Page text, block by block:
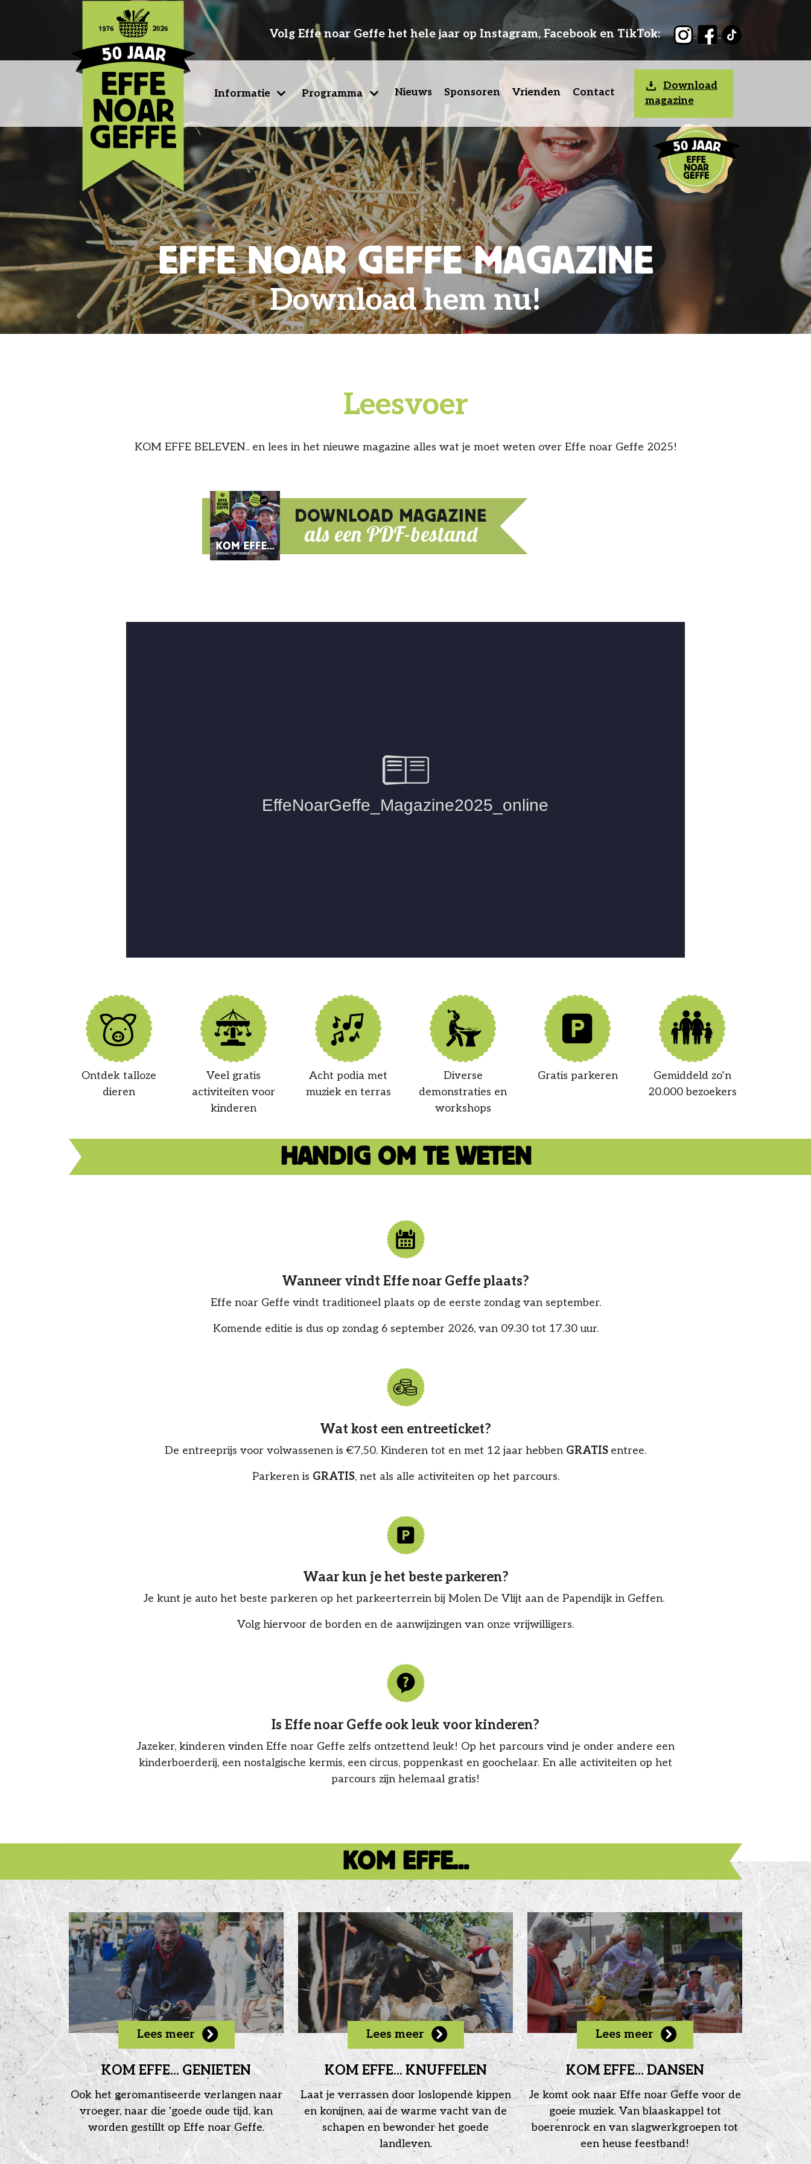
Volg Effe noar Geffe het hele jaar op Instagram, Facebook en TikTok:
Informatie Programma Nieuws Sponsoren Vrienden Contact
Download
magazine
EFFE NOAR GEFFE MAGAZINE
Download hem nu!
Leesvoer
KOM EFFE BELEVEN.. en lees in het nieuwe magazine alles wat je moet weten over Effe noar Geffe 2025!
Ontdek talloze
dieren
Veel gratis
activiteiten voor
kinderen
Acht podia met
muziek en terras
Diverse
demonstraties en
workshops
Gratis parkeren
Gemiddeld zo’n
20.000 bezoekers
HANDIG OM TE WETEN
Wanneer vindt Effe noar Geffe plaats?
Effe noar Geffe vindt traditioneel plaats op de eerste zondag van september.
Komende editie is dus op zondag 6 september 2026, van 09.30 tot 17.30 uur.
Wat kost een entreeticket?
De entreeprijs voor volwassenen is €7,50. Kinderen tot en met 12 jaar hebben GRATIS entree.
Parkeren is GRATIS, net als alle activiteiten op het parcours.
Waar kun je het beste parkeren?
Je kunt je auto het beste parkeren op het parkeerterrein bij Molen De Vlijt aan de Papendijk in Geffen.
Volg hiervoor de borden en de aanwijzingen van onze vrijwilligers.
Is Effe noar Geffe ook leuk voor kinderen?
Jazeker, kinderen vinden Effe noar Geffe zelfs ontzettend leuk! Op het parcours vind je onder andere een
kinderboerderij, een nostalgische kermis, een circus, poppenkast en goochelaar. En alle activiteiten op het
parcours zijn helemaal gratis!
KOM EFFE...
Lees meer
KOM EFFE... GENIETEN
Ook het geromantiseerde verlangen naar
vroeger, naar die 'goede oude tijd, kan
worden gestillt op Effe noar Geffe.
Lees meer
KOM EFFE... KNUFFELEN
Laat je verrassen door loslopende kippen
en konijnen, aai de warme vacht van de
schapen en bewonder het goede
landleven.
Lees meer
KOM EFFE... DANSEN
Je komt ook naar Effe noar Geffe voor de
goeie muziek. Van blaaskappel tot
boerenrock en van slagwerkgroepen tot
een heuse feestband!